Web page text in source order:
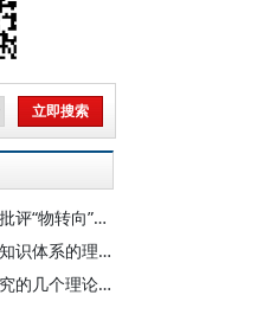
赖大仁：回到马克思：文学批评“物转向”问题探讨
赖大仁：构建中国文论自主知识体系的理论与方法
赖大仁：当代文学阐释论研究的几个理论观念问题